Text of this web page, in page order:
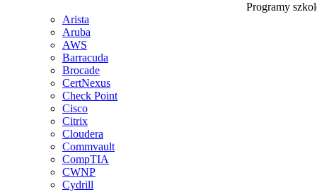
Programy
Arista
Aruba
AWS
Barracuda
Brocade
CertNexus
Check Point
Cisco
Citrix
Cloudera
Commvault
CompTIA
CWNP
Cydrill